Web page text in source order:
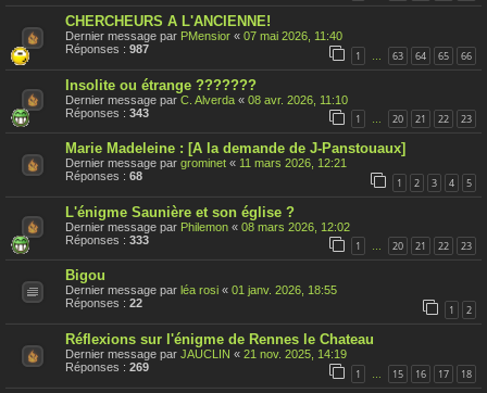
CHERCHEURS A L'ANCIENNE!
Dernier message par PMensior « 07 mai 2026, 11:40
Réponses : 987 1 63 64 65 66
Insolite ou étrange ???????
Dernier message par C. Alverda « 08 avr. 2026, 11:10
Réponses : 343 1 … 20 21 22 23
Marie Madeleine : [A la demande de J-Panstouaux]
Dernier message par grominet « 11 mars 2026, 12:21
Réponses : 68 1 2 3 4 5
L'énigme Saunière et son église ?
Dernier message par Philemon « 08 mars 2026, 12:02
Réponses : 333 1 … 20 21 22 23
Bigou
Dernier message par léa rosi « 01 janv. 2026, 18:55
Réponses : 22 1 2
Réflexions sur l'énigme de Rennes le Chateau
Dernier message par JAUCLIN « 21 nov. 2025, 14:19
Réponses : 269 1 15 16 17 18